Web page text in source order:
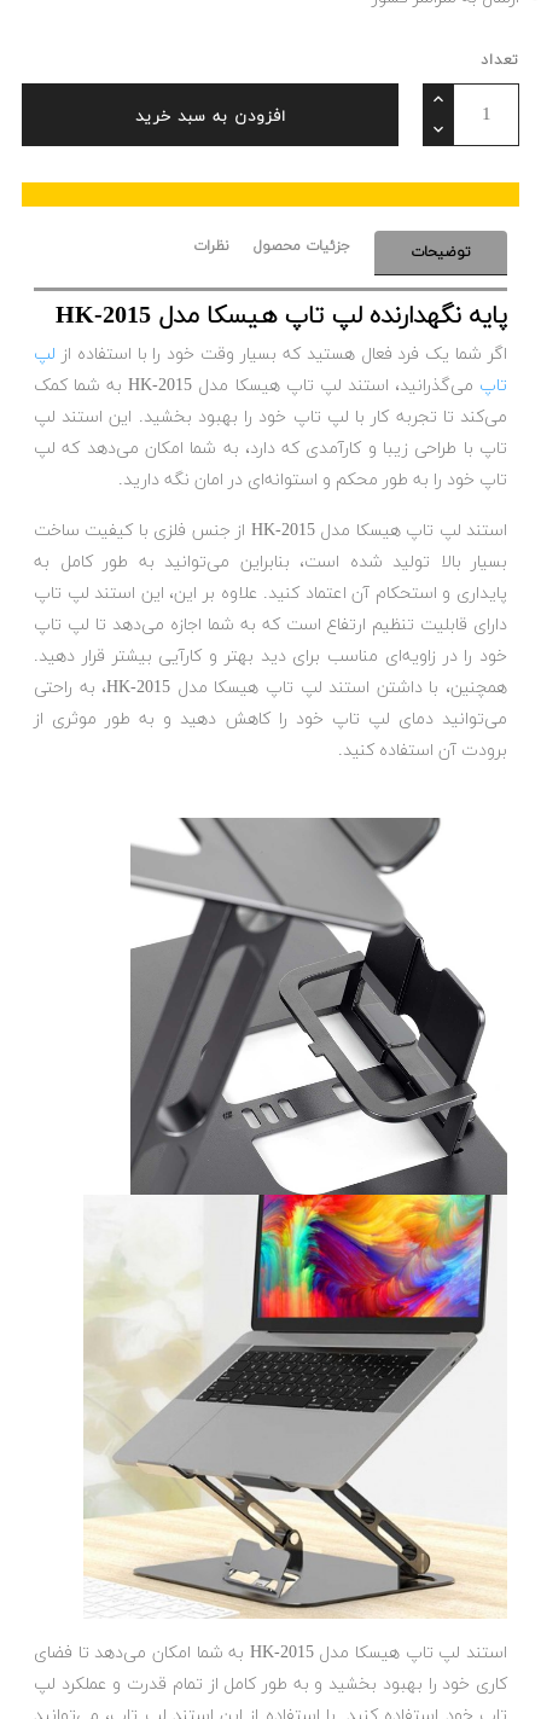
تعداد
افزودن به سبد خرید
توضیحات جزئیات محصول نظرات
پایه نگهدارنده لپ تاپ هیسکا مدل HK-2015
اگر شما یک فرد فعال هستید که بسیار وقت خود را با استفاده از لپ
تاپ
می‌گذرانید، استند لپ تاپ هیسکا مدل HK-2015 به شما کمک
می‌کند تا تجربه کار با لپ تاپ خود را بهبود بخشید. این استند لپ
تاپ با طراحی زیبا و کارآمدی که دارد، به شما امکان می‌دهد که لپ
تاپ خود را به طور محکم و استوانه‌ای در امان نگه دارید.
استند لپ تاپ هیسکا مدل HK-2015 از جنس فلزی با کیفیت ساخت
بسیار بالا تولید شده است، بنابراین می‌توانید به طور کامل به
پایداری و استحکام آن اعتماد کنید. علاوه بر این، این استند لپ تاپ
دارای قابلیت تنظیم ارتفاع است که به شما اجازه می‌دهد تا لپ تاپ
خود را در زاویه‌ای مناسب برای دید بهتر و کارآیی بیشتر قرار دهید.
همچنین، با داشتن استند لپ تاپ هیسکا مدل HK-2015، به راحتی
می‌توانید دمای لپ تاپ خود را کاهش دهید و به طور موثری از
برودت آن استفاده کنید.
استند لپ تاپ هیسکا مدل HK-2015 به شما امکان می‌دهد تا فضای
کاری خود را بهبود بخشید و به طور کامل از تمام قدرت و عملکرد لپ